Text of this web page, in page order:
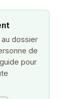
dossier
de
pour